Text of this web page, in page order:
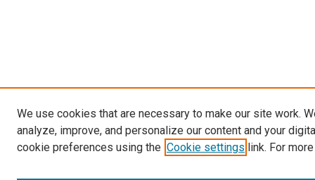
We use cookies that are necessary to make our site work.
analyze, improve, and personalize our content and your
cookie preferences using the Cookie settings link. For